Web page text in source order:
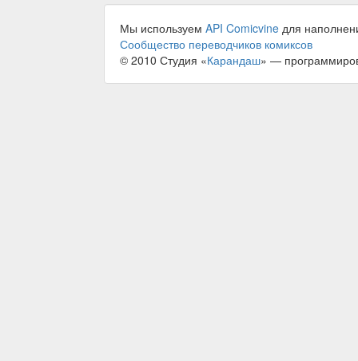
Мы используем API Comicvine для
Сообщество переводчиков комиксов
© 2010 Студия «Карандаш» —